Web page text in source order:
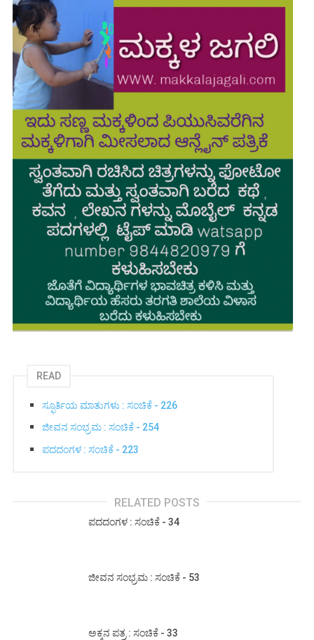
READ
ಸ್ಫೂರ್ತಿಯ ಮಾತುಗಳು : ಸಂಚಿಕೆ - 226
ಜೀವನ ಸಂಭ್ರಮ : ಸಂಚಿಕೆ - 254
ಪದದಂಗಳ : ಸಂಚಿಕೆ - 223
RELATED POSTS
ಪದದಂಗಳ : ಸಂಚಿಕೆ - 34
ಜೀವನ ಸಂಭ್ರಮ : ಸಂಚಿಕೆ - 53
ಅಕ್ಕನ ಪತ್ರ : ಸಂಚಿಕೆ - 33